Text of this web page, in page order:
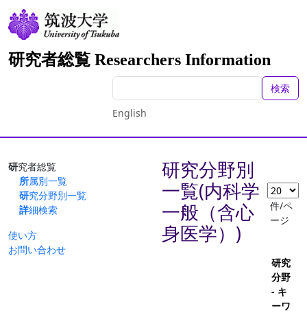
研究者総覧 Researchers Information
検索
English
研究者総覧
所属別一覧
研究分野別一覧
詳細検索
使い方
お問い合わせ
研究分野別
一覧(内科学
一般（含心
身医学）)
件/ペ
ージ
研究
分野
- キ
ーワ